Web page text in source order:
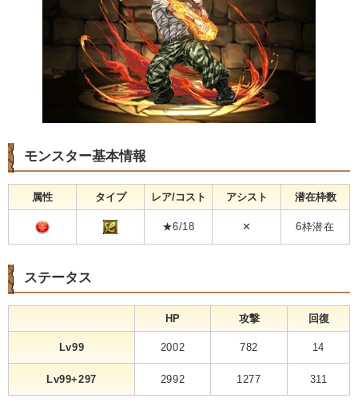
モンスター基本情報
属性 タイプ レア/コスト アシスト 潜在枠数
★6/18 ✕ 6枠潜在
ステータス
HP 攻撃 回復
Lv99 2002 782 14
Lv99+297 2992 1277 311